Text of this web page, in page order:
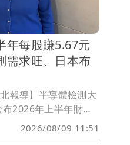
年每股賺5.67元
求旺、日本布
報導】半導體檢測大
2026年上半年財
億元，年增17.47%，
年增46.27%，毛利
2026/08/09 11:51